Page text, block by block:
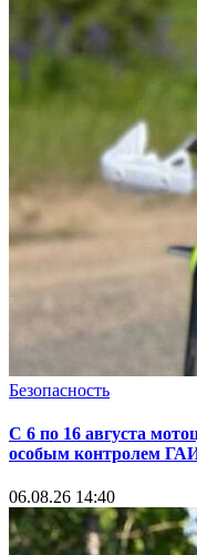
Безопасность
С 6 по 16 августа
особым контролем
06.08.26 14:40